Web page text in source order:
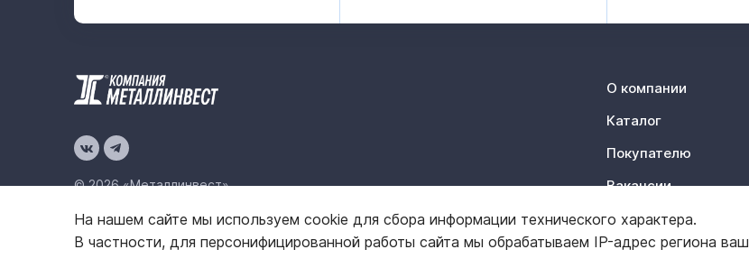
© 2026 «Металлинвест»
Политика конфиденциальностиКарта сайта
О компании
Каталог
Покупателю
Вакансии
Контакты
Отзывы
На нашем сайте мы используем cookie для сбора информации технического характера.
В частности, для персонифицированной работы сайта мы обрабатываем IP-адрес региона